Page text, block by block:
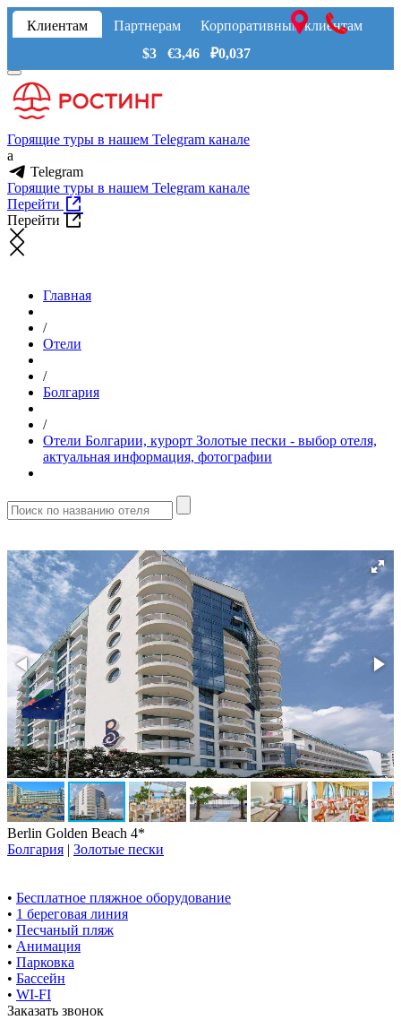
Клиентам Партнерам
Корпоративным клиентам
$3 €3,46 ₽0,037
Горящие туры в нашем Telegram канале
a
Telegram
Горящие туры в нашем Telegram канале
Перейти
Перейти
Главная
/
Отели
/
Болгария
/
Отели Болгарии, курорт Золотые пески - выбор отеля,
актуальная информация, фотографии
Berlin Golden Beach 4*
Болгария | Золотые пески
• Бесплатное пляжное оборудование
• 1 береговая линия
• Песчаный пляж
• Анимация
• Парковка
• Бассейн
• WI-FI
Заказать звонок